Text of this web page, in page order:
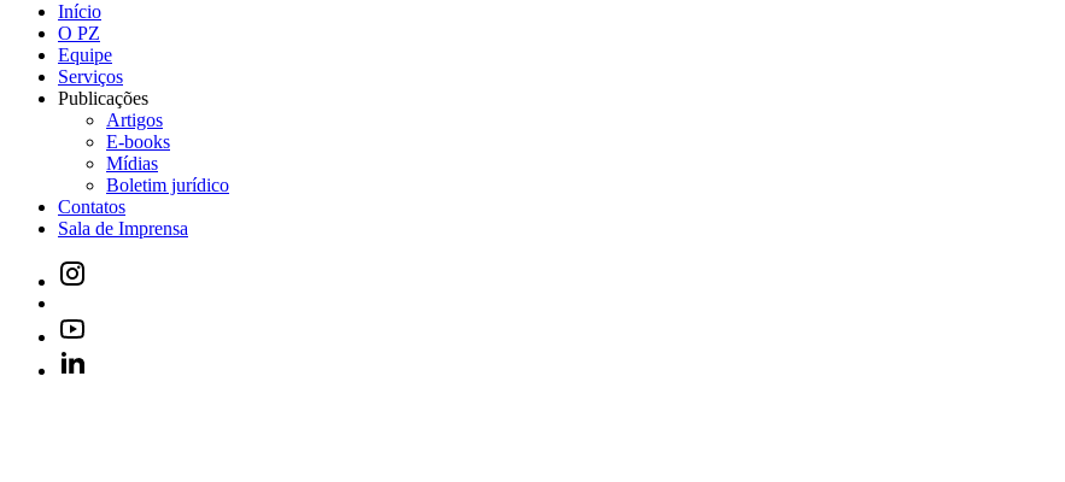
Início
O PZ
Equipe
Serviços
Publicações
Artigos
E-books
Mídias
Boletim jurídico
Contatos
Sala de Imprensa